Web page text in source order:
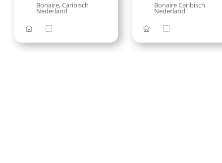
Bonaire, Caribisch
Nederland
-
-
Bonaire Caribisch
Nederland
-
-